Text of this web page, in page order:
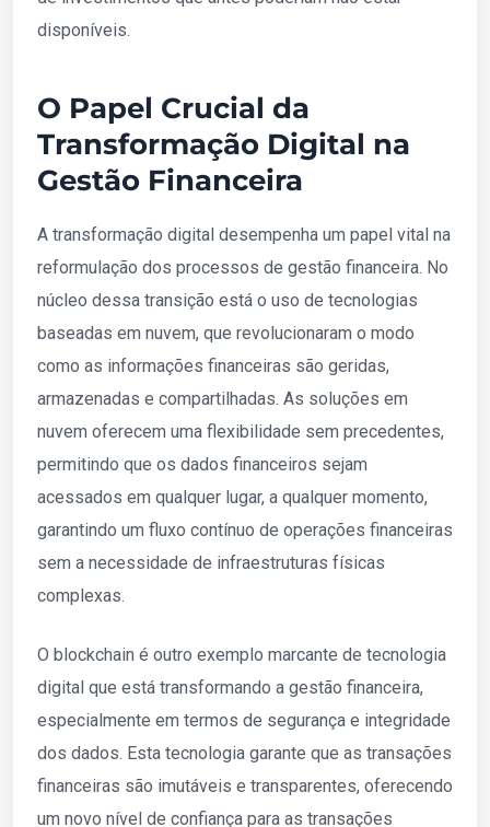
disponíveis.
O Papel Crucial da
Transformação Digital na
Gestão Financeira
A transformação digital desempenha um papel vital na
reformulação dos processos de gestão financeira. No
núcleo dessa transição está o uso de tecnologias
baseadas em nuvem, que revolucionaram o modo
como as informações financeiras são geridas,
armazenadas e compartilhadas. As soluções em
nuvem oferecem uma flexibilidade sem precedentes,
permitindo que os dados financeiros sejam
acessados em qualquer lugar, a qualquer momento,
garantindo um fluxo contínuo de operações financeiras
sem a necessidade de infraestruturas físicas
complexas.
O blockchain é outro exemplo marcante de tecnologia
digital que está transformando a gestão financeira,
especialmente em termos de segurança e integridade
dos dados. Esta tecnologia garante que as transações
financeiras são imutáveis e transparentes, oferecendo
um novo nível de confiança para as transações